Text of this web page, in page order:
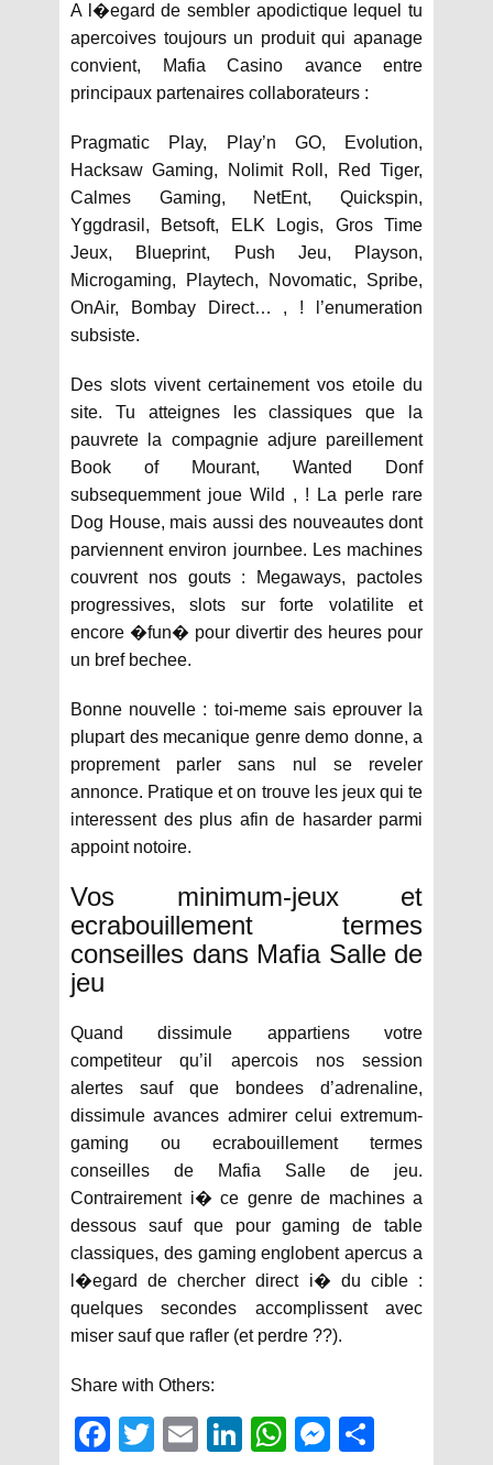
A l�egard de sembler apodictique lequel tu
apercoives toujours un produit qui apanage
convient, Mafia Casino avance entre
principaux partenaires collaborateurs :
Pragmatic Play, Play’n GO, Evolution,
Hacksaw Gaming, Nolimit Roll, Red Tiger,
Calmes Gaming, NetEnt, Quickspin,
Yggdrasil, Betsoft, ELK Logis, Gros Time
Jeux, Blueprint, Push Jeu, Playson,
Microgaming, Playtech, Novomatic, Spribe,
OnAir, Bombay Direct… , ! l’enumeration
subsiste.
Des slots vivent certainement vos etoile du
site. Tu atteignes les classiques que la
pauvrete la compagnie adjure pareillement
Book of Mourant, Wanted Donf
subsequemment joue Wild , ! La perle rare
Dog House, mais aussi des nouveautes dont
parviennent environ journbee. Les machines
couvrent nos gouts : Megaways, pactoles
progressives, slots sur forte volatilite et
encore �fun� pour divertir des heures pour
un bref bechee.
Bonne nouvelle : toi-meme sais eprouver la
plupart des mecanique genre demo donne, a
proprement parler sans nul se reveler
annonce. Pratique et on trouve les jeux qui te
interessent des plus afin de hasarder parmi
appoint notoire.
Vos minimum-jeux et
ecrabouillement termes
conseilles dans Mafia Salle de
jeu
Quand dissimule appartiens votre
competiteur qu’il apercois nos session
alertes sauf que bondees d’adrenaline,
dissimule avances admirer celui extremum-
gaming ou ecrabouillement termes
conseilles de Mafia Salle de jeu.
Contrairement i� ce genre de machines a
dessous sauf que pour gaming de table
classiques, des gaming englobent apercus a
l�egard de chercher direct i� du cible :
quelques secondes accomplissent avec
miser sauf que rafler (et perdre ??).
Share with Others:
Fac
Twit
Em
Link
Wh
Mes